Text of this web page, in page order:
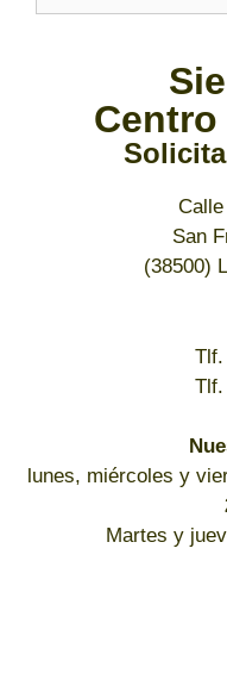
Centro
San
(38500)
Tlf.
Tlf.
lunes, miércoles y
Martes y